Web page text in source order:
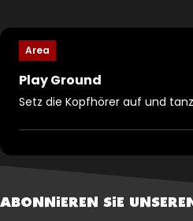
Area
Play Ground
Setz die Kopfhörer auf und
ABONNIEREN SIE